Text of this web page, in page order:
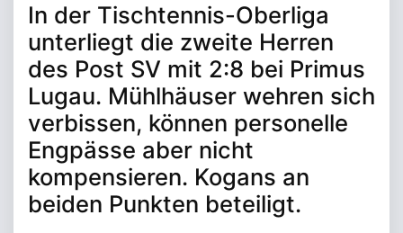
In der Tischtennis-Oberliga
unterliegt die zweite Herren
des Post SV mit 2:8 bei Primus
Lugau. Mühlhäuser wehren sich
verbissen, können personelle
Engpässe aber nicht
kompensieren. Kogans an
beiden Punkten beteiligt.